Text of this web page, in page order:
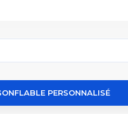
PERSONNALISÉ